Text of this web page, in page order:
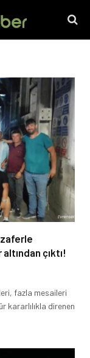
çıktı!
fazla mesaileri
kararlılıkla direnen